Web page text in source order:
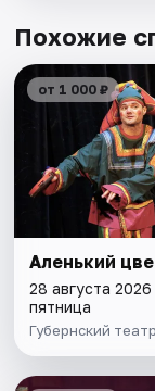
Похожие
от 1 000 ₽
Аленький
28 августа 2026
пятница
Губернский театр